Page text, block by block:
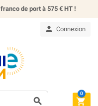
franco de port à 575 € HT !
 Connexion
 
0